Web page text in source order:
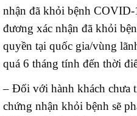
nhận đã khỏi bệnh
đương xác nhận đã khỏi
quyền tại quốc gia/vùng
quá 6 tháng tính đến thời
– Đối với hành khách chưa
chứng nhận khỏi bệnh sẽ